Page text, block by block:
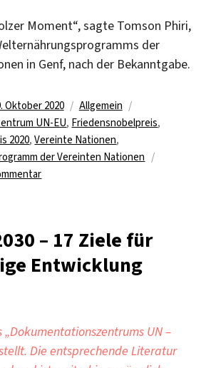
Moment“, sagte Tomson Phiri,
der
in Genf, nach der Bekanntgabe.
Oktober 2020 Kategorien
Allgemein
UN-EU, Friedensnobelpreis,
2020,Vereinte Nationen,
der Vereinten Nationen
zu
Welternährungsprogramm
(WFP)
der
– 17 Ziele für
Entwicklung
UN –
Die entsprechende Literatur